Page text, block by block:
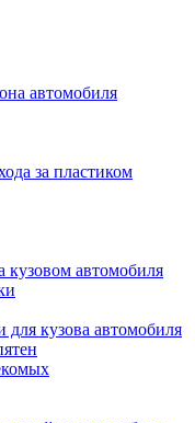
автомобиля
за пластиком
кузовом автомобиля
для кузова автомобиля